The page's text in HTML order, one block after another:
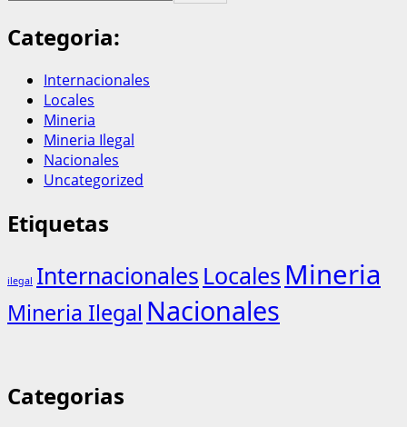
Categoria:
Internacionales
Locales
Mineria
Mineria Ilegal
Nacionales
Uncategorized
Etiquetas
ilegal Internacionales Locales Mineria
Mineria Ilegal Nacionales
Categorias